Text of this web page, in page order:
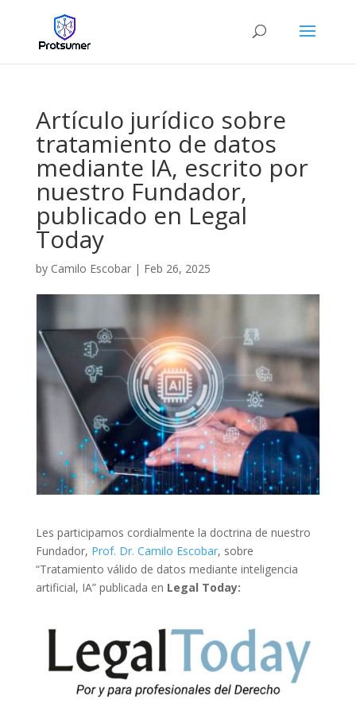
Artículo jurídico sobre
tratamiento de datos
mediante IA, escrito por
nuestro Fundador,
publicado en Legal
Today
by Camilo Escobar| Feb 26, 2025
Les participamos cordialmente la doctrina de nuestro
Fundador, Prof. Dr. Camilo Escobar, sobre
“Tratamiento válido de datos mediante inteligencia
artificial, IA” publicada en Legal Today: